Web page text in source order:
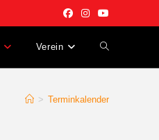
Verein
> Terminkalender